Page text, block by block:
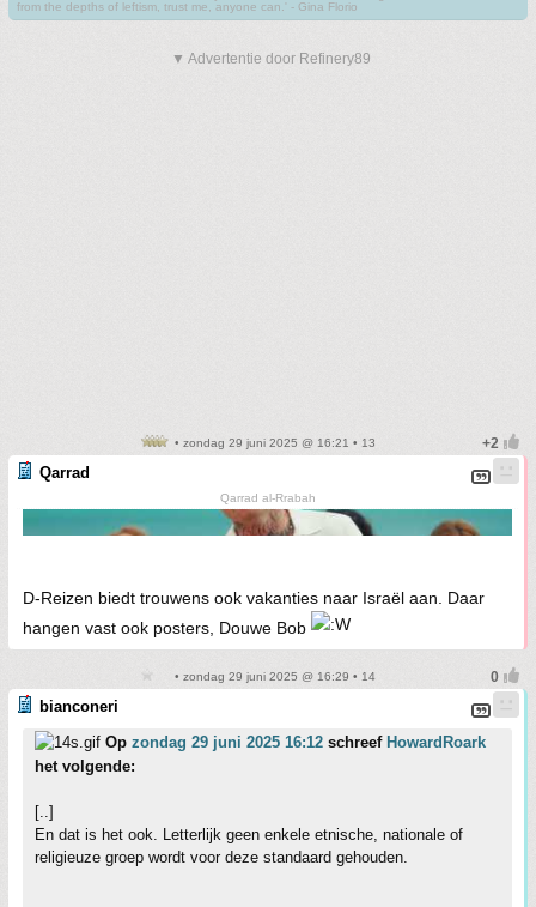
from the depths of leftism, trust me, anyone can.' - Gina Florio
▼ Advertentie door Refinery89
• zondag 29 juni 2025 @ 16:21 • 13
Qarrad
Qarrad al-Rrabah
D-Reizen biedt trouwens ook vakanties naar Israël aan. Daar
hangen vast ook posters, Douwe Bob
• zondag 29 juni 2025 @ 16:29 • 14
bianconeri
Op zondag 29 juni 2025 16:12 schreef HowardRoark
het volgende:
[..]
En dat is het ook. Letterlijk geen enkele etnische, nationale of
religieuze groep wordt voor deze standaard gehouden.